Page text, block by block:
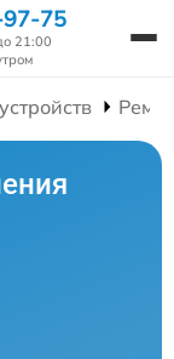
75
21:00